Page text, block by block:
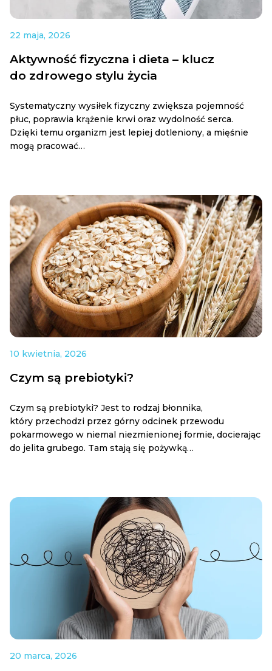
22 maja, 2026
Aktywność fizyczna i dieta – klucz
do zdrowego stylu życia
Systematyczny wysiłek fizyczny zwiększa pojemność
płuc, poprawia krążenie krwi oraz wydolność serca.
Dzięki temu organizm jest lepiej dotleniony, a mięśnie
mogą pracować…
10 kwietnia, 2026
Czym są prebiotyki?
Czym są prebiotyki? Jest to rodzaj błonnika,
który przechodzi przez górny odcinek przewodu
pokarmowego w niemal niezmienionej formie, docierając
do jelita grubego. Tam stają się pożywką…
20 marca, 2026